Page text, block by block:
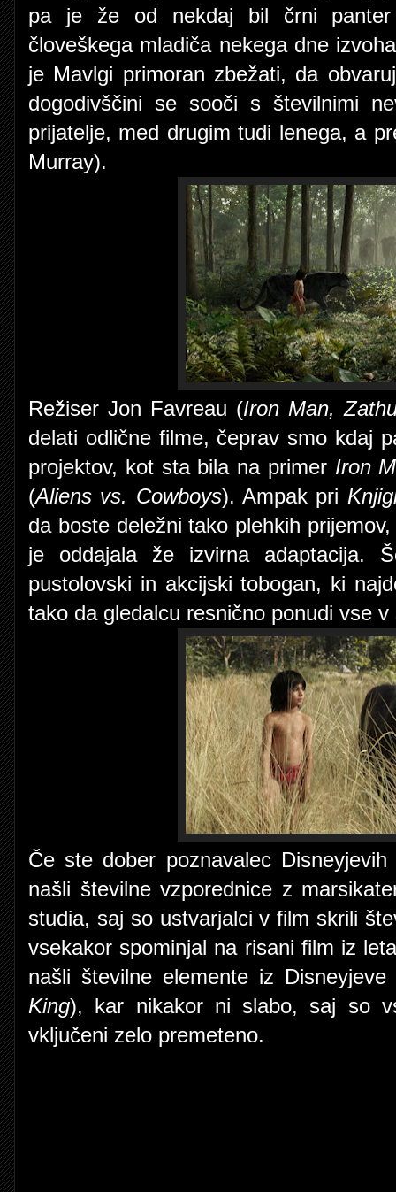
pa je že od nekdaj bil črni
človeškega mladiča nekega dne
je Mavlgi primoran zbežati, da
dogodivščini se sooči s številnimi
prijatelje, med drugim tudi lenega, a
Murray).
Režiser Jon Favreau (Iron Man,
delati odlične filme, čeprav smo kdaj
projektov, kot sta bila na primer Iron
(Aliens vs. Cowboys). Ampak pri
da boste deležni tako plehkih
je oddajala že izvirna adaptacija.
pustolovski in akcijski tobogan, ki
tako da gledalcu resnično ponudi vse
Če ste dober poznavalec
našli številne vzporednice z
studia, saj so ustvarjalci v film skrili
vsekakor spominjal na risani film iz
našli številne elemente iz
King), kar nikakor ni slabo, saj so
vključeni zelo premeteno.